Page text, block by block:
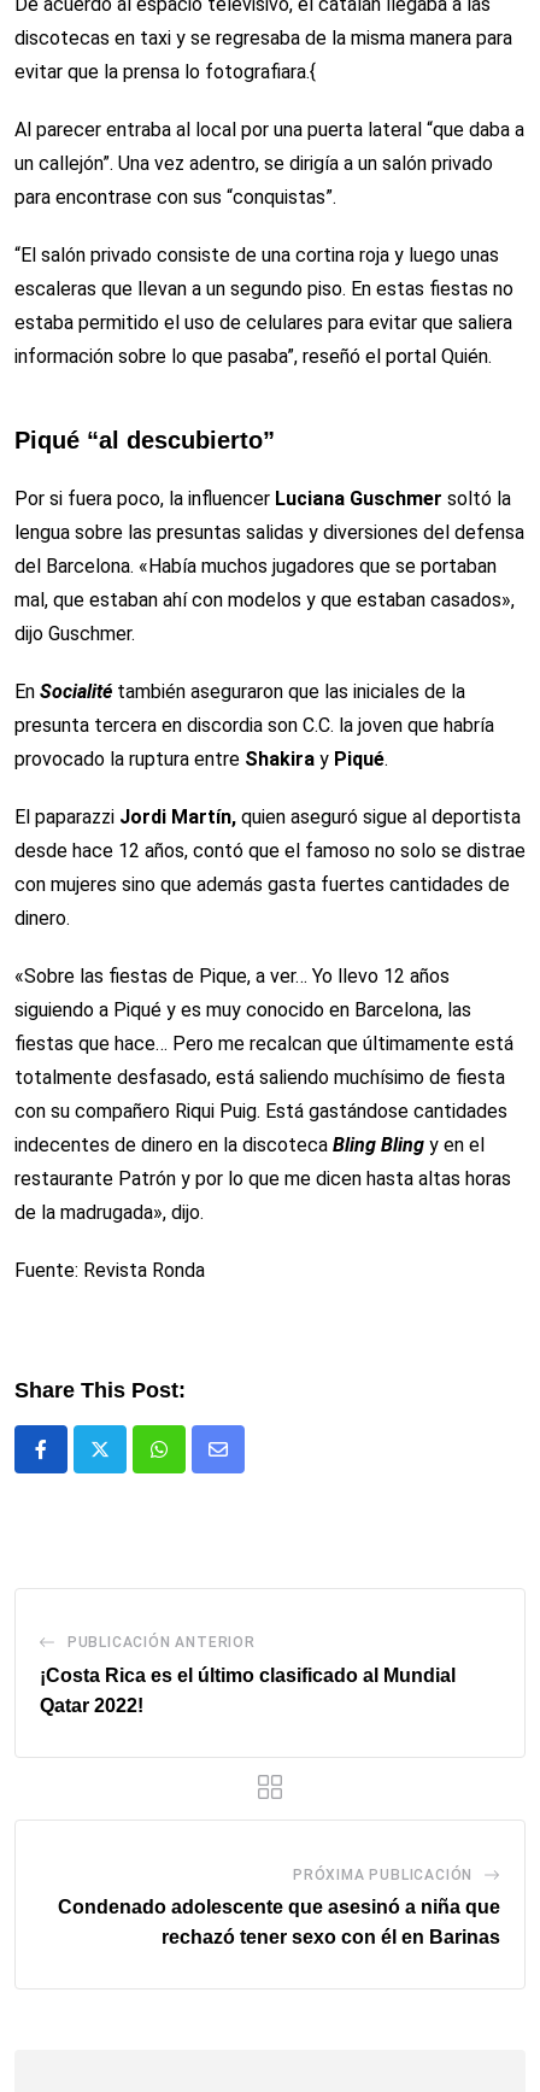
discotecas en taxi y se regresaba de la misma manera para
evitar que la prensa lo fotografiara.{
Al parecer entraba al local por una puerta lateral “que daba a
un callejón”. Una vez adentro, se dirigía a un salón privado
para encontrase con sus “conquistas”.
“El salón privado consiste de una cortina roja y luego unas
escaleras que llevan a un segundo piso. En estas fiestas no
estaba permitido el uso de celulares para evitar que saliera
información sobre lo que pasaba”, reseñó el portal Quién.
Piqué “al descubierto”
Por si fuera poco, la influencer Luciana Guschmer soltó la
lengua sobre las presuntas salidas y diversiones del defensa
del Barcelona. «Había muchos jugadores que se portaban
mal, que estaban ahí con modelos y que estaban casados»,
dijo Guschmer.
En Socialité también aseguraron que las iniciales de la
presunta tercera en discordia son C.C. la joven que habría
provocado la ruptura entre Shakira y Piqué.
El paparazzi Jordi Martín, quien aseguró sigue al deportista
desde hace 12 años, contó que el famoso no solo se distrae
con mujeres sino que además gasta fuertes cantidades de
dinero.
«Sobre las fiestas de Pique, a ver… Yo llevo 12 años
siguiendo a Piqué y es muy conocido en Barcelona, las
fiestas que hace… Pero me recalcan que últimamente está
totalmente desfasado, está saliendo muchísimo de fiesta
con su compañero Riqui Puig. Está gastándose cantidades
indecentes de dinero en la discoteca Bling Bling y en el
restaurante Patrón y por lo que me dicen hasta altas horas
de la madrugada», dijo.
Fuente: Revista Ronda
Share This Post:
WhatsappComparte
PUBLICACIÓN ANTERIOR
¡Costa Rica es el último clasificado al Mundial
Qatar 2022!
PRÓXIMA PUBLICACIÓN
Condenado adolescente que asesinó a niña que
rechazó tener sexo con él en Barinas